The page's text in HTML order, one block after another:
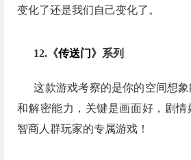
变化了还是我们自己变化了。
12.《传送门 》系列
这款游戏考察的是你的空间想
和解密能力，关键是画面好，剧情
智商人群玩家的专属游戏！